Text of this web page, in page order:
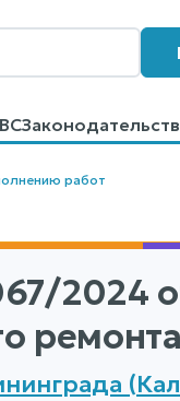
работ
2024